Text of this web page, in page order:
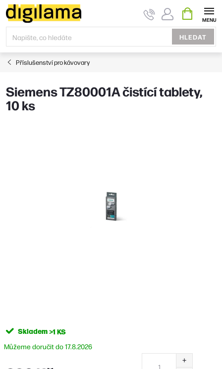
Přejít
na
obsah
HLEDAT
KOŠÍK
Příslušenství pro kávovary
Siemens TZ80001A čistící tablety,
10 ks
Skladem>1 KS
17.8.2026